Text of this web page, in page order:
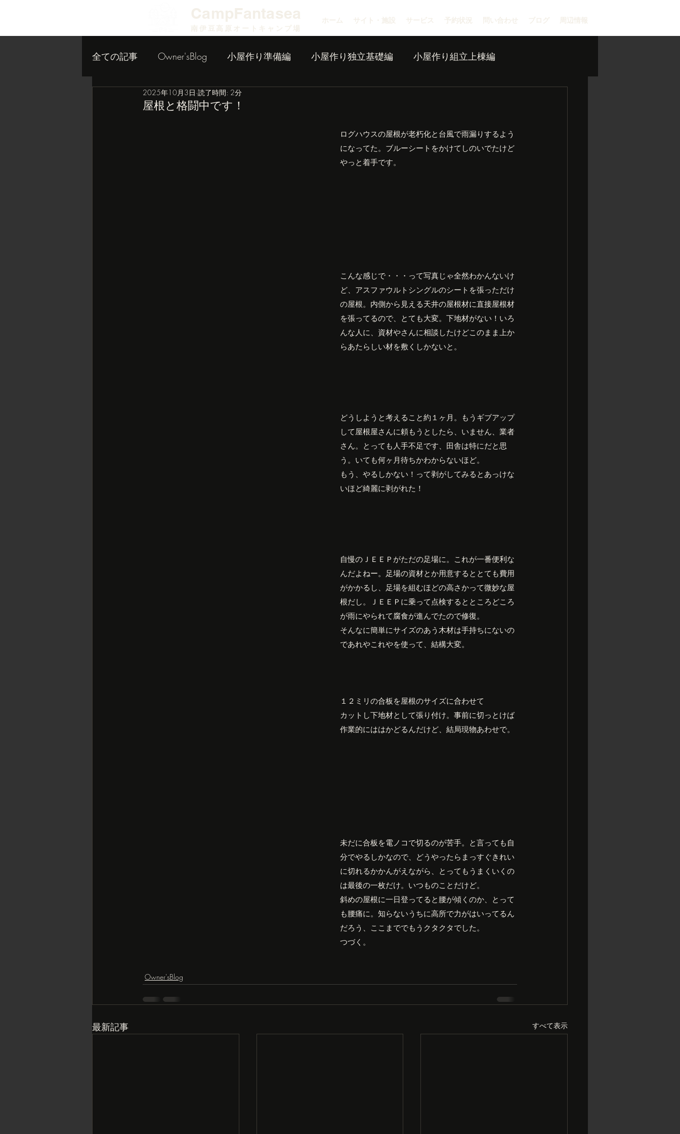
​CampFantasea ホーム サイト・施設 サービス 予約状況 問い合わせ ブログ 周辺情報
南伊豆高原オートキャンプ場
全ての記事 Owner'sBlog 小屋作り準備編 小屋作り独立基礎編 小屋作り組立上棟編
小屋作り内装編
屋根と格闘中です！
2025年10月3日 読了時間: 2分
ログハウスの屋根が老朽化と台風で雨漏りするよう
になってた。ブルーシートをかけてしのいでたけど
やっと着手です。
こんな感じで・・・って写真じゃ全然わかんないけ
ど、アスファウルトシングルのシートを張っただけ
の屋根。内側から見える天井の屋根材に直接屋根材
を張ってるので、とても大変。下地材がない！いろ
んな人に、資材やさんに相談したけどこのまま上か
らあたらしい材を敷くしかないと。
どうしようと考えること約１ヶ月。もうギブアップ
して屋根屋さんに頼もうとしたら、いません、業者
さん。とっても人手不足です、田舎は特にだと思
う。いても何ヶ月待ちかわからないほど。
もう、やるしかない！って剥がしてみるとあっけな
いほど綺麗に剥がれた！
自慢のＪＥＥＰがただの足場に。これが一番便利な
んだよねー。足場の資材とか用意するととても費用
がかかるし、足場を組むほどの高さかって微妙な屋
根だし。ＪＥＥＰに乗って点検するとところどころ
が雨にやられて腐食が進んでたので修復。
そんなに簡単にサイズのあう木材は手持ちにないの
であれやこれやを使って、結構大変。
１２ミリの合板を屋根のサイズに合わせて
カットし下地材として張り付け。事前に切っとけば
作業的にははかどるんだけど、結局現物あわせで。
未だに合板を電ノコで切るのが苦手。と言っても自
分でやるしかなので、どうやったらまっすぐきれい
に切れるかかんがえながら、とってもうまくいくの
は最後の一枚だけ。いつものことだけど。
斜めの屋根に一日登ってると腰が傾くのか、とって
も腰痛に。知らないうちに高所で力がはいってるん
だろう、ここまででもうクタクタでした。
つづく。
Owner'sBlog
最新記事 すべて表示